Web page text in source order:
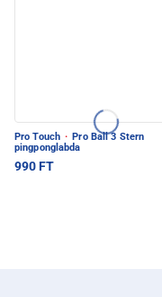
Pro Touch · Pro Ball 3 Stern
pingponglabda
990 FT